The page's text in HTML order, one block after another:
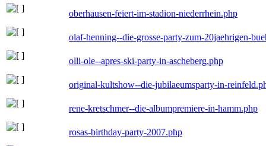
oberhausen-feiert-im-stadion-niederrhein.php
olaf-henning--die-grosse-party-zum-20jaehrigen-
olli-ole--apres-ski-party-in-ascheberg.php
original-kultshow--die-jubilaeumsparty-in-
rene-kretschmer--die-albumpremiere-in-hamm.php
rosas-birthday-party-2007.php